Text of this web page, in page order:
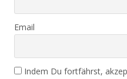
Email
Indem Du fortfährst,